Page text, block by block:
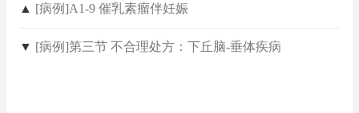
▲ [病例]A1-9 催乳素瘤伴妊娠
▼ [病例]第三节 不合理处方：下丘脑-垂体疾病